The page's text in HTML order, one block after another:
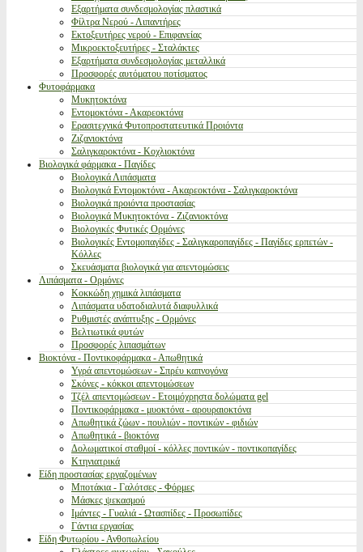
Εξαρτήματα συνδεσμολογίας πλαστικά
Φίλτρα Νερού - Λιπαντήρες
Εκτοξευτήρες νερού - Επιφανείας
Μικροεκτοξευτήρες - Σταλάκτες
Εξαρτήματα συνδεσμολογίας μεταλλικά
Προσφορές αυτόματου ποτίσματος
Φυτοφάρμακα
Μυκητοκτόνα
Εντομοκτόνα - Ακαρεοκτόνα
Ερασιτεχνικά Φυτοπροστατευτικά Προιόντα
Ζιζανιοκτόνα
Σαλιγκαροκτόνα - Κοχλιοκτόνα
Βιολογικά φάρμακα - Παγίδες
Βιολογικά Λιπάσματα
Βιολογικά Εντομοκτόνα - Ακαρεοκτόνα - Σαλιγκαροκτόνα
Βιολογικά προιόντα προστασίας
Βιολογικά Μυκητοκτόνα - Ζιζανιοκτόνα
Βιολογικές Φυτικές Ορμόνες
Βιολογικές Εντομοπαγίδες - Σαλιγκαροπαγίδες - Παγίδες ερπετών -
Κόλλες
Σκευάσματα βιολογικά για απεντομώσεις
Λιπάσματα - Ορμόνες
Κοκκώδη χημικά λιπάσματα
Λιπάσματα υδατοδιαλυτά διαφυλλικά
Ρυθμιστές ανάπτυξης - Ορμόνες
Βελτιωτικά φυτών
Προσφορές λιπασμάτων
Βιοκτόνα - Ποντικοφάρμακα - Απωθητικά
Υγρά απεντομώσεων - Σπρέυ καπνογόνα
Σκόνες - κόκκοι απεντομώσεων
Τζέλ απεντομώσεων - Ετοιμόχρηστα δολώματα gel
Ποντικοφάρμακα - μυοκτόνα - αρουραιοκτόνα
Απωθητικά ζώων - πουλιών - ποντικών - φιδιών
Απωθητικά - βιοκτόνα
Δολωματικοί σταθμοί - κόλλες ποντικών - ποντικοπαγίδες
Κτηνιατρικά
Είδη προστασίας εργαζομένων
Μποτάκια - Γαλότσες - Φόρμες
Μάσκες ψεκασμού
Ιμάντες - Γυαλιά - Ωτασπίδες - Προσωπίδες
Γάντια εργασίας
Είδη Φυτωρίου - Ανθοπωλείου